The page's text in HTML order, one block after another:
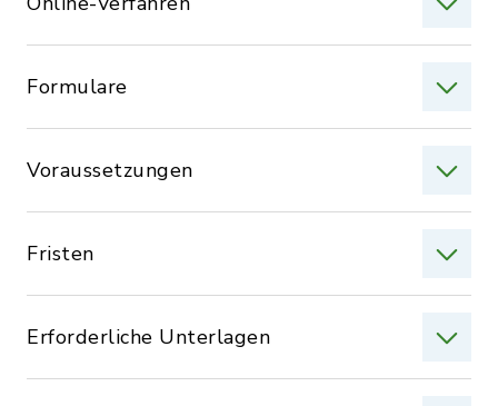
Formulare
Voraussetzungen
Fristen
Erforderliche Unterlagen